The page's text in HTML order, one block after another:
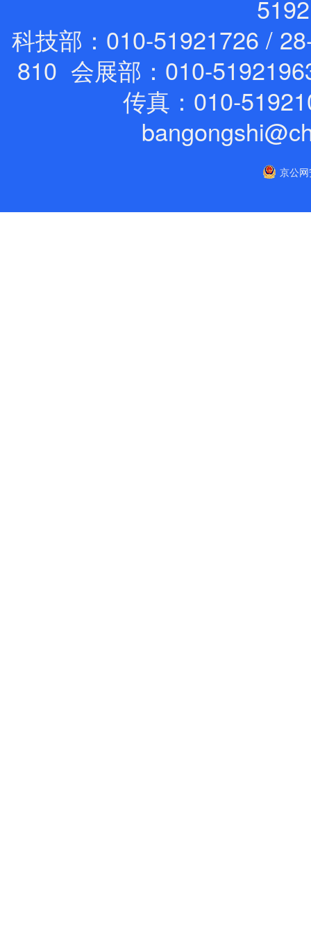
科技部：010-51921726 /
810 会展部：010-
传真：010-
京公